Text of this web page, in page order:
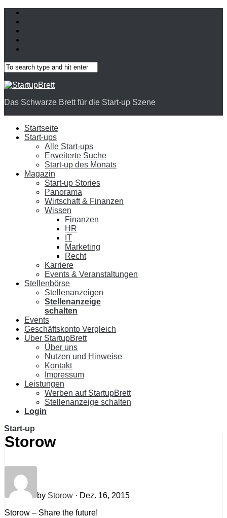
Das Schwarze Brett für die Start-up Szene
Startseite
Start-ups
Alle Start-ups
Erweiterte Suche
Start-up des Monats
Magazin
Start-up Stories
Panorama
Wirtschaft & Finanzen
Wissen
Finanzen
HR
IT
Marketing
Recht
Karriere
Events & Veranstaltungen
Stellenbörse
Stellenanzeigen
Stellenanzeige
schalten
Events
Geschäftskonto Vergleich
Über StartupBrett
Über uns
Nutzen und Hinweise
Kontakt
Impressum
Leistungen
Werben auf StartupBrett
Stellenanzeige schalten
Login
Start-up
Storow
by Storow · Dez. 16, 2015
Storow – Share the future!